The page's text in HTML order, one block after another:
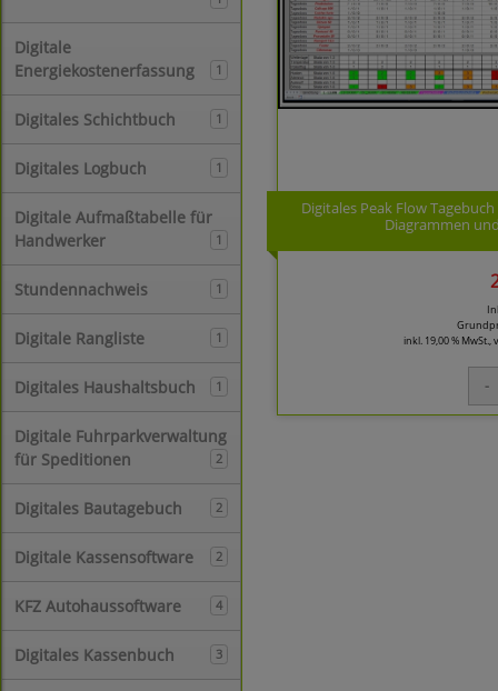
Digitale
Energiekostenerfassung
1
Digitales Schichtbuch 1
Digitales Logbuch 1
Digitale Aufmaßtabelle für
Handwerker
1
Stundennachweis 1
Digitale Rangliste 1
Digitales Haushaltsbuch 1
Digitale Fuhrparkverwaltung
für Speditionen
2
Digitales Bautagebuch 2
Digitale Kassensoftware 2
KFZ Autohaussoftware 4
Digitales Kassenbuch 3
Digitales Peak Flow
Diagrammen
inkl. 19,00 %